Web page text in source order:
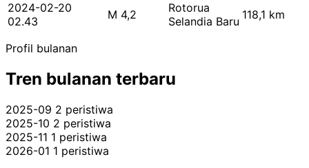
2024-02-20
02.43
M 4,2
Rotorua
Selandia Baru 118,1 km
Profil bulanan
Tren bulanan terbaru
2025-09 2 peristiwa
2025-10 2 peristiwa
2025-11 1 peristiwa
2026-01 1 peristiwa